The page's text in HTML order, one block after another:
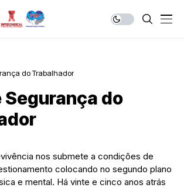
do Trabalhador
Segurança do
nos submete a condições de
colocando no segundo plano
e mental. Há vinte e cinco anos atrás